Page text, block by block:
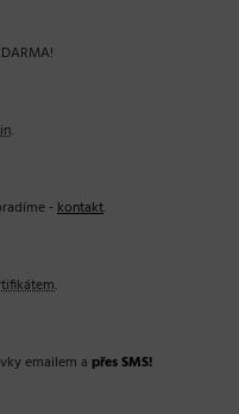
.
-kontakt.
.
emailem a přes SMS!